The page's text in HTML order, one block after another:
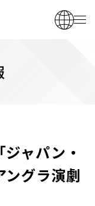
ャパン・
ングラ演劇